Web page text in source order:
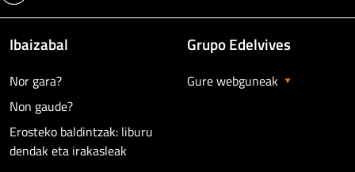
Ibaizabal
Nor gara?
Non gaude?
Erosteko baldintzak: liburu
dendak eta irakasleak
Grupo Edelvives
Gure webguneak